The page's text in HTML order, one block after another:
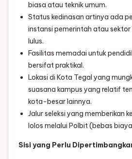
biasa atau teknik umum.
Status kedinasan artinya ada
instansi pemerintah atau
lulus.
Fasilitas memadai untuk
bersifat praktikal.
Lokasi di Kota Tegal yang
suasana kampus yang relatif
kota-besar lainnya.
Jalur seleksi yang memberikan
lolos melalui Polbit (bebas
Sisi yang Perlu